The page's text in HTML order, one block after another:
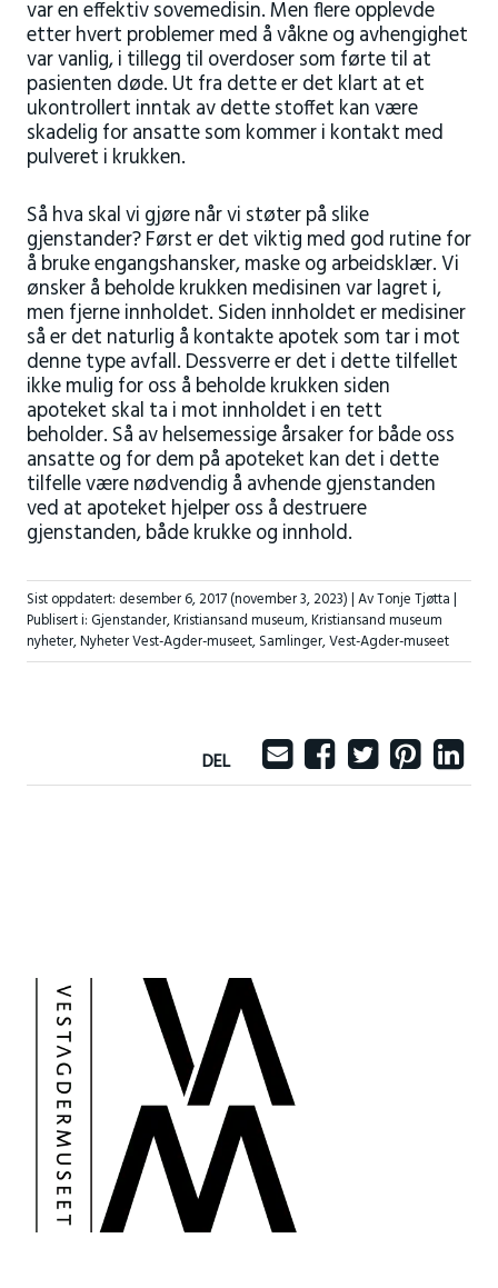
var en effektiv sovemedisin. Men flere opplevde
etter hvert problemer med å våkne og avhengighet
var vanlig, i tillegg til overdoser som førte til at
pasienten døde. Ut fra dette er det klart at et
ukontrollert inntak av dette stoffet kan være
skadelig for ansatte som kommer i kontakt med
pulveret i krukken.
Så hva skal vi gjøre når vi støter på slike
gjenstander? Først er det viktig med god rutine for
å bruke engangshansker, maske og arbeidsklær. Vi
ønsker å beholde krukken medisinen var lagret i,
men fjerne innholdet. Siden innholdet er medisiner
så er det naturlig å kontakte apotek som tar i mot
denne type avfall. Dessverre er det i dette tilfellet
ikke mulig for oss å beholde krukken siden
apoteket skal ta i mot innholdet i en tett
beholder. Så av helsemessige årsaker for både oss
ansatte og for dem på apoteket kan det i dette
tilfelle være nødvendig å avhende gjenstanden
ved at apoteket hjelper oss å destruere
gjenstanden, både krukke og innhold.
Sist oppdatert: desember 6, 2017(november 3, 2023)| Av Tonje Tjøtta |
Publisert i: Gjenstander,Kristiansand museum,Kristiansand museum
nyheter,Nyheter Vest-Agder-museet,Samlinger,Vest-Agder-museet
DEL